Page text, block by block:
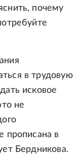
почему
в трудовую
исковое
не
прописана в
Бердникова.